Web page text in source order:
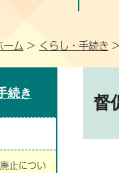
ーム > くらし・手続き >
督
続き
止につい